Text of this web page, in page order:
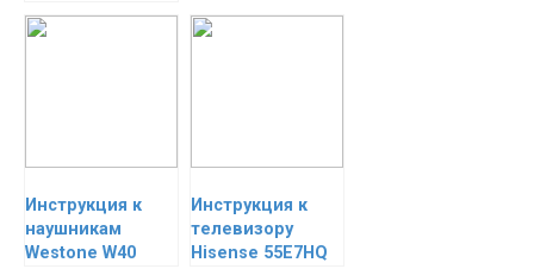
Инструкция к
наушникам
Westone W40
Инструкция к
телевизору
Hisense 55E7HQ